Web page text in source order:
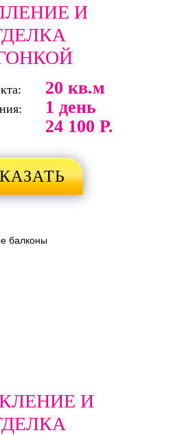
И
20 кв.м
1 день
24 100 Р.
И